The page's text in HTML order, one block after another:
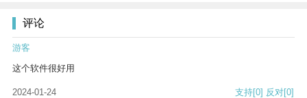
评论
游客
这个软件很好用
2024-01-24 支持[0] 反对[0]